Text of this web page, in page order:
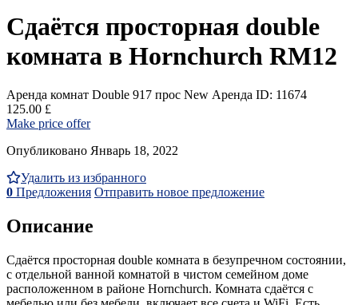
Сдаётся просторная double
комната в Hornchurch RM12
Аренда комнат Double 917 прос New Аренда ID: 11674
125.00 £
Make price offer
Опубликовано Январь 18, 2022
Удалить из избранного
0 Предложения Отправить новое предложение
Описание
Сдаётся просторная double комната в безупречном состоянии,
с отдельной ванной комнатой в чистом семейном доме
расположенном в районе Hornchurch. Комната сдаётся с